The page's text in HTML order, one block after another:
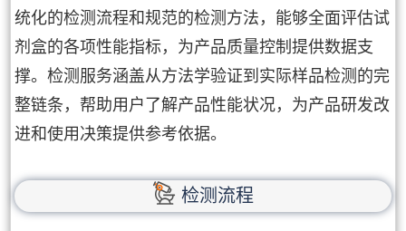
统化的检测流程和规范的检测方法，能够全面评估试
剂盒的各项性能指标，为产品质量控制提供数据支
撑。检测服务涵盖从方法学验证到实际样品检测的完
整链条，帮助用户了解产品性能状况，为产品研发改
进和使用决策提供参考依据。
检测流程